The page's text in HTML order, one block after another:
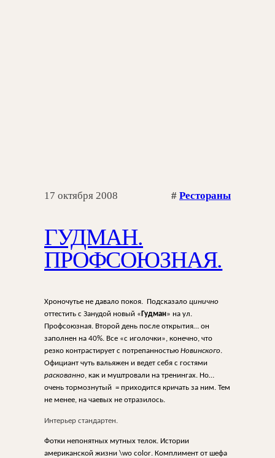
17 октября 2008 # Рестораны
ГУДМАН.
ПРОФСОЮЗНАЯ.
Хроночутье не давало покоя. Подсказало цинично
оттестить с Занудой новый « Гудман» на ул.
Профсоюзная. Второй день после открытия… он
заполнен на 40%. Все «с иголочки», конечно, что
резко контрастирует с потрепанностью Новинского.
Официант чуть вальяжен и ведет себя с гостями
раскованно, как и муштровали на тренингах. Но…
очень тормознутый = приходится кричать за ним. Тем
не менее, на чаевых не отразилось.
Интерьер стандартен.
Фотки непонятных мутных телок. Истории
американской жизни \wo color. Комплимент от шефа